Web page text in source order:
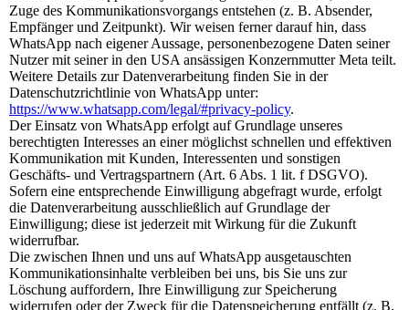
Zuge des Kommunikationsvorgangs entstehen (z. B. Absender,
Empfänger und Zeitpunkt). Wir weisen ferner darauf hin, dass
WhatsApp nach eigener Aussage, personenbezogene Daten seiner
Nutzer mit seiner in den USA ansässigen Konzernmutter Meta teilt.
Weitere Details zur Datenverarbeitung finden Sie in der
Datenschutzrichtlinie von WhatsApp unter:
https://www.whatsapp.com/legal/#privacy-policy.
Der Einsatz von WhatsApp erfolgt auf Grundlage unseres
berechtigten Interesses an einer möglichst schnellen und effektiven
Kommunikation mit Kunden, Interessenten und sonstigen
Geschäfts- und Vertragspartnern (Art. 6 Abs. 1 lit. f DSGVO).
Sofern eine entsprechende Einwilligung abgefragt wurde, erfolgt
die Datenverarbeitung ausschließlich auf Grundlage der
Einwilligung; diese ist jederzeit mit Wirkung für die Zukunft
widerrufbar.
Die zwischen Ihnen und uns auf WhatsApp ausgetauschten
Kommunikationsinhalte verbleiben bei uns, bis Sie uns zur
Löschung auffordern, Ihre Einwilligung zur Speicherung
widerrufen oder der Zweck für die Datenspeicherung entfällt (z. B.